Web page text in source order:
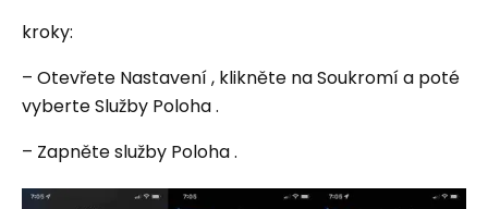
kroky:
– Otevřete Nastavení , klikněte na Soukromí a poté
vyberte Služby Poloha .
– Zapněte služby Poloha .